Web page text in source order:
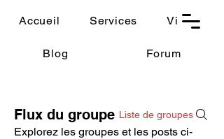
THAUMASIA
Accueil Services Vidéos
Blog Forum
Flux du groupe Liste de groupes
Explorez les groupes et les posts ci-